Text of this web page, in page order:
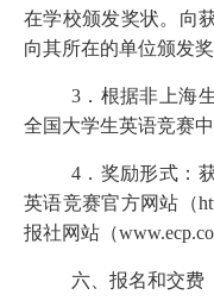
在学校颁发奖状。向
向其所在的单位颁发奖
3．根据非上海
全国大学生英语竞赛
4．奖励形式：
英语竞赛官方网站（
报社网站（
六、报名和交费